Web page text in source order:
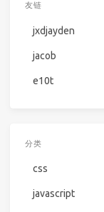
友链
jxdjayden
jacob
e10t
分类
css
javascript